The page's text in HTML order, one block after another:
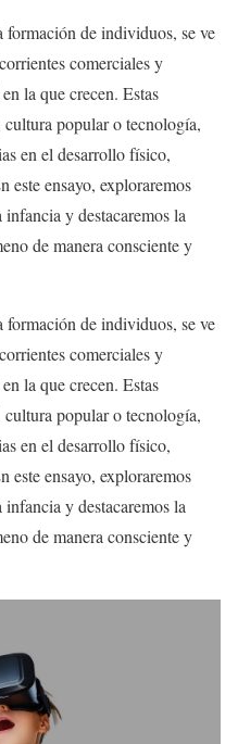
formación de individuos, se ve
comerciales y
la que crecen. Estas
popular o tecnología,
en el desarrollo físico,
este ensayo, exploraremos
y destacaremos la
de manera consciente y
formación de individuos, se ve
comerciales y
la que crecen. Estas
popular o tecnología,
en el desarrollo físico,
este ensayo, exploraremos
y destacaremos la
de manera consciente y